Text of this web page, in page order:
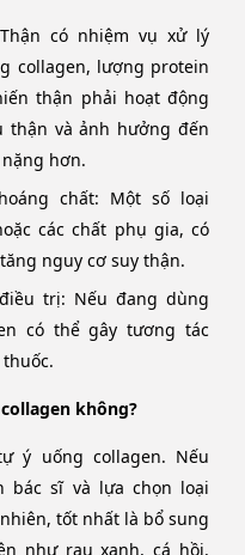
có nhiệm vụ xử lý
collagen, lượng protein
thận phải hoạt động
thận và ảnh hưởng đến
hơn.
chất: Một số loại
các chất phụ gia, có
nguy cơ suy thận.
trị: Nếu đang dùng
có thể gây tương tác
không?
ý uống collagen. Nếu
bác sĩ và lựa chọn loại
tốt nhất là bổ sung
như rau xanh, cá hồi,